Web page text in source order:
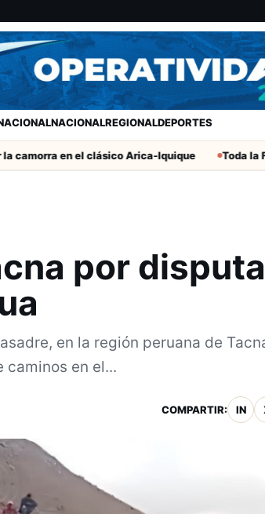
NACIONALREGIONALDEPORTES
en el clásico Arica-Iquique Toda la Fecha
por
en la región peruana de
en el...
COMPARTIR: IN